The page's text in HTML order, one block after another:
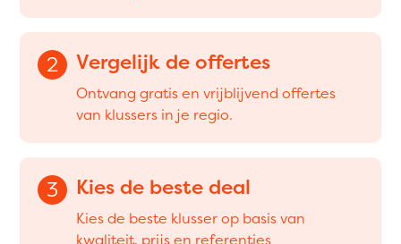
2 Vergelijk de offertes
Ontvang gratis en vrijblijvend offertes
van klussers in je regio.
3 Kies de beste deal
Kies de beste klusser op basis van
kwaliteit, prijs en referenties